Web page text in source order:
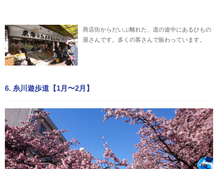
商店街からだいぶ離れた、道の途中にあるひもの
屋さんです。多くの客さんで賑わっています。
6. 糸川遊歩道【1月〜2月】